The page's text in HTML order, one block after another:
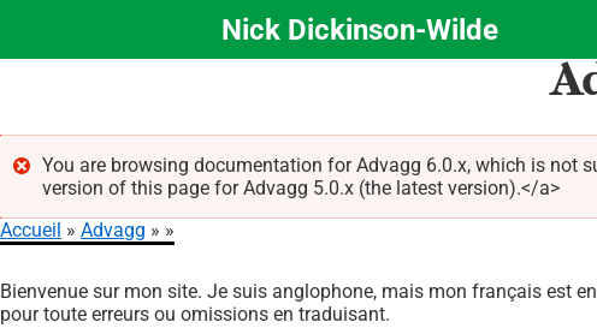
Aller
principal
Nick Dickinson-Wilde
Message
d'erreur
You are browsing documentation for Advagg 6.0.x, which is not
version of this page for Advagg 5.0.x (the latest version).</a>
d'Ariane
Accueil Advagg
Bienvenue sur mon site. Je suis anglophone, mais mon français est
pour toute erreurs ou omissions en traduisant.